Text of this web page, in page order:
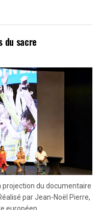
du sacre
projection du documentaire
par Jean-Noël Pierre,